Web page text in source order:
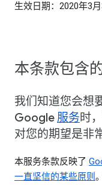
生效日期：2020年3
本条款包含
我们知道您会想
Google 服务时
对您的期望是非
本服务条款反映了
一直坚信的某些原则